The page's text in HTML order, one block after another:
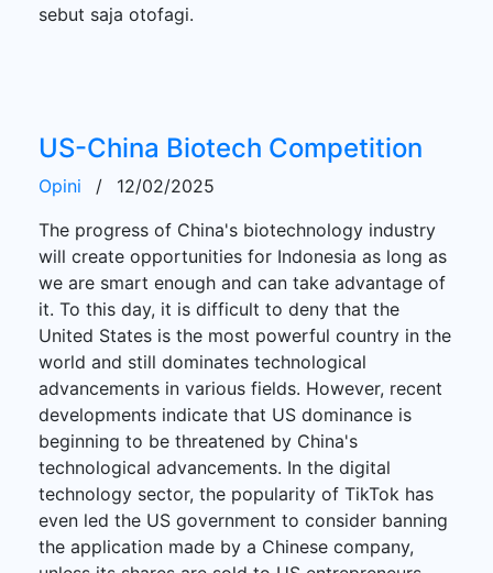
sebut saja otofagi.
US-China Biotech Competition
Opini /
12/02/2025
The progress of China's biotechnology industry
will create opportunities for Indonesia as long as
we are smart enough and can take advantage of
it. To this day, it is difficult to deny that the
United States is the most powerful country in the
world and still dominates technological
advancements in various fields. However, recent
developments indicate that US dominance is
beginning to be threatened by China's
technological advancements. In the digital
technology sector, the popularity of TikTok has
even led the US government to consider banning
the application made by a Chinese company,